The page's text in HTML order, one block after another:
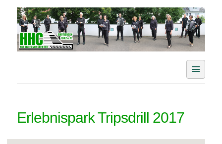
content
Grötzingen e. V.
Erlebnispark Tripsdrill 2017